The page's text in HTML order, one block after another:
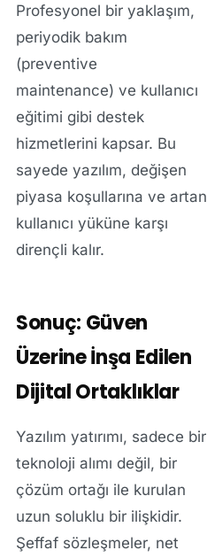
Profesyonel bir yaklaşım,
periyodik bakım
(preventive
maintenance) ve kullanıcı
eğitimi gibi destek
hizmetlerini kapsar. Bu
sayede yazılım, değişen
piyasa koşullarına ve artan
kullanıcı yüküne karşı
dirençli kalır.
Sonuç: Güven
Üzerine İnşa Edilen
Dijital Ortaklıklar
Yazılım yatırımı, sadece bir
teknoloji alımı değil, bir
çözüm ortağı ile kurulan
uzun soluklu bir ilişkidir.
Şeffaf sözleşmeler, net